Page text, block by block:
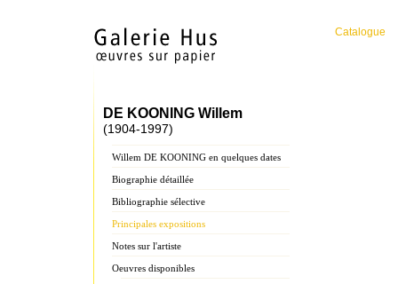
Catalogue
DE KOONING Willem
(1904-1997)
Willem DE KOONING en quelques dates
Biographie détaillée
Bibliographie sélective
Principales expositions
Notes sur l'artiste
Oeuvres disponibles